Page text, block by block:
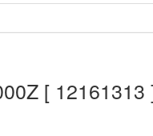
[ 12161313